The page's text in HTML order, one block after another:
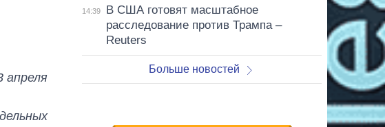
апреля
14:39
В США готовят масштабное
расследование против Трампа –
Reuters
Больше новостей